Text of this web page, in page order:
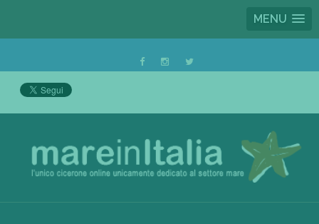
MENU